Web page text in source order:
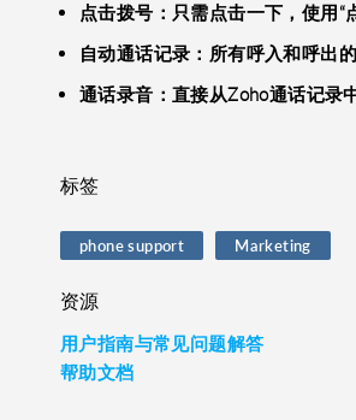
点击拨号：只需点击一下，使用“
自动通话记录：所有呼入和呼出
通话录音：直接从Zoho通话记录
标签
phone support Marketing
资源
用户指南与常见问题解答
帮助文档